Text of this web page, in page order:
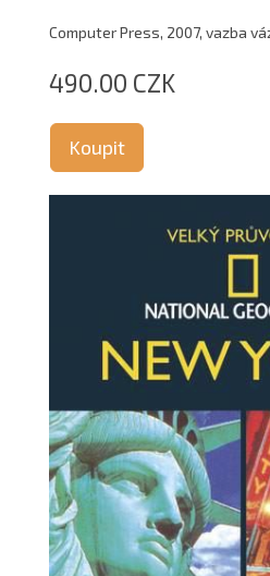
Computer Press, 2007, vazba
490.00 CZK
Koupit